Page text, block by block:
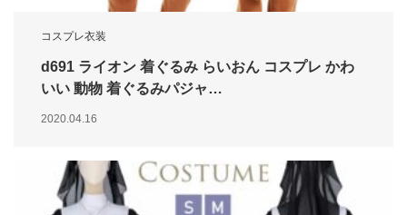
コスプレ衣装
d691 ライオン 着ぐるみ らいおん コスプレ かわ
いい 動物 着ぐるみパジャ…
2020.04.16